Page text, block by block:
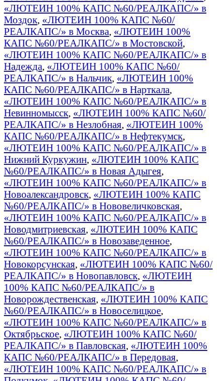
«ЛЮТЕИН 100% КАПС №60/РЕАЛКАПС/» в
Моздок, «ЛЮТЕИН 100% КАПС №60/
РЕАЛКАПС/» в Москва, «ЛЮТЕИН 100%
КАПС №60/РЕАЛКАПС/» в Мостовской,
«ЛЮТЕИН 100% КАПС №60/РЕАЛКАПС/» в
Надежда, «ЛЮТЕИН 100% КАПС №60/
РЕАЛКАПС/» в Нальчик, «ЛЮТЕИН 100%
КАПС №60/РЕАЛКАПС/» в Нарткала,
«ЛЮТЕИН 100% КАПС №60/РЕАЛКАПС/» в
Невинномысск, «ЛЮТЕИН 100% КАПС №60/
РЕАЛКАПС/» в Незлобная, «ЛЮТЕИН 100%
КАПС №60/РЕАЛКАПС/» в Нефтекумск,
«ЛЮТЕИН 100% КАПС №60/РЕАЛКАПС/» в
Нижний Куркужин, «ЛЮТЕИН 100% КАПС
№60/РЕАЛКАПС/» в Новая Адыгея,
«ЛЮТЕИН 100% КАПС №60/РЕАЛКАПС/» в
Новоалександровск, «ЛЮТЕИН 100% КАПС
№60/РЕАЛКАПС/» в Нововеличковская,
«ЛЮТЕИН 100% КАПС №60/РЕАЛКАПС/» в
Новодмитриевская, «ЛЮТЕИН 100% КАПС
№60/РЕАЛКАПС/» в Новозаведенное,
«ЛЮТЕИН 100% КАПС №60/РЕАЛКАПС/» в
Новокорсунская, «ЛЮТЕИН 100% КАПС №60/
РЕАЛКАПС/» в Новопавловск, «ЛЮТЕИН
100% КАПС №60/РЕАЛКАПС/» в
Новорождественская, «ЛЮТЕИН 100% КАПС
№60/РЕАЛКАПС/» в Новоселицкое,
«ЛЮТЕИН 100% КАПС №60/РЕАЛКАПС/» в
Октябрьское, «ЛЮТЕИН 100% КАПС №60/
РЕАЛКАПС/» в Павловская, «ЛЮТЕИН 100%
КАПС №60/РЕАЛКАПС/» в Передовая,
«ЛЮТЕИН 100% КАПС №60/РЕАЛКАПС/» в